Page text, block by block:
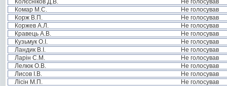
Колєсніков Д.В.
Не голосував
Комар М.С.
Не голосував
Корж В.П.
Не голосував
Коржев А.Л.
Не голосував
Кравець А.В.
Не голосував
Кузьмук О.І.
Не голосував
Ландик В.І.
Не голосував
Ларін С.М.
Не голосував
Лелюк О.В.
Не голосував
Лисов І.В.
Не голосував
Лісін М.П.
Не голосував